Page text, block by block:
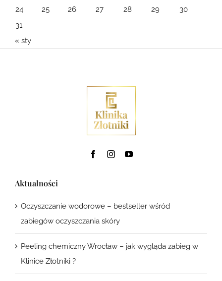
24
25 26 27 28 29
30
31
« sty
Aktualności
Oczyszczanie wodorowe – bestseller wśród
zabiegów oczyszczania skóry
Peeling chemiczny Wrocław – jak wygląda zabieg w
Klinice Złotniki ?